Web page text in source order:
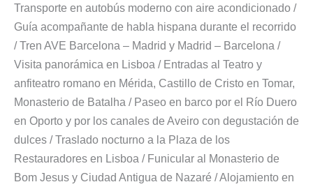
Transporte en autobús moderno con aire acondicionado /
Guía acompañante de habla hispana durante el recorrido
/ Tren AVE Barcelona – Madrid y Madrid – Barcelona /
Visita panorámica en Lisboa / Entradas al Teatro y
anfiteatro romano en Mérida, Castillo de Cristo en Tomar,
Monasterio de Batalha / Paseo en barco por el Río Duero
en Oporto y por los canales de Aveiro con degustación de
dulces / Traslado nocturno a la Plaza de los
Restauradores en Lisboa / Funicular al Monasterio de
Bom Jesus y Ciudad Antigua de Nazaré / Alojamiento en